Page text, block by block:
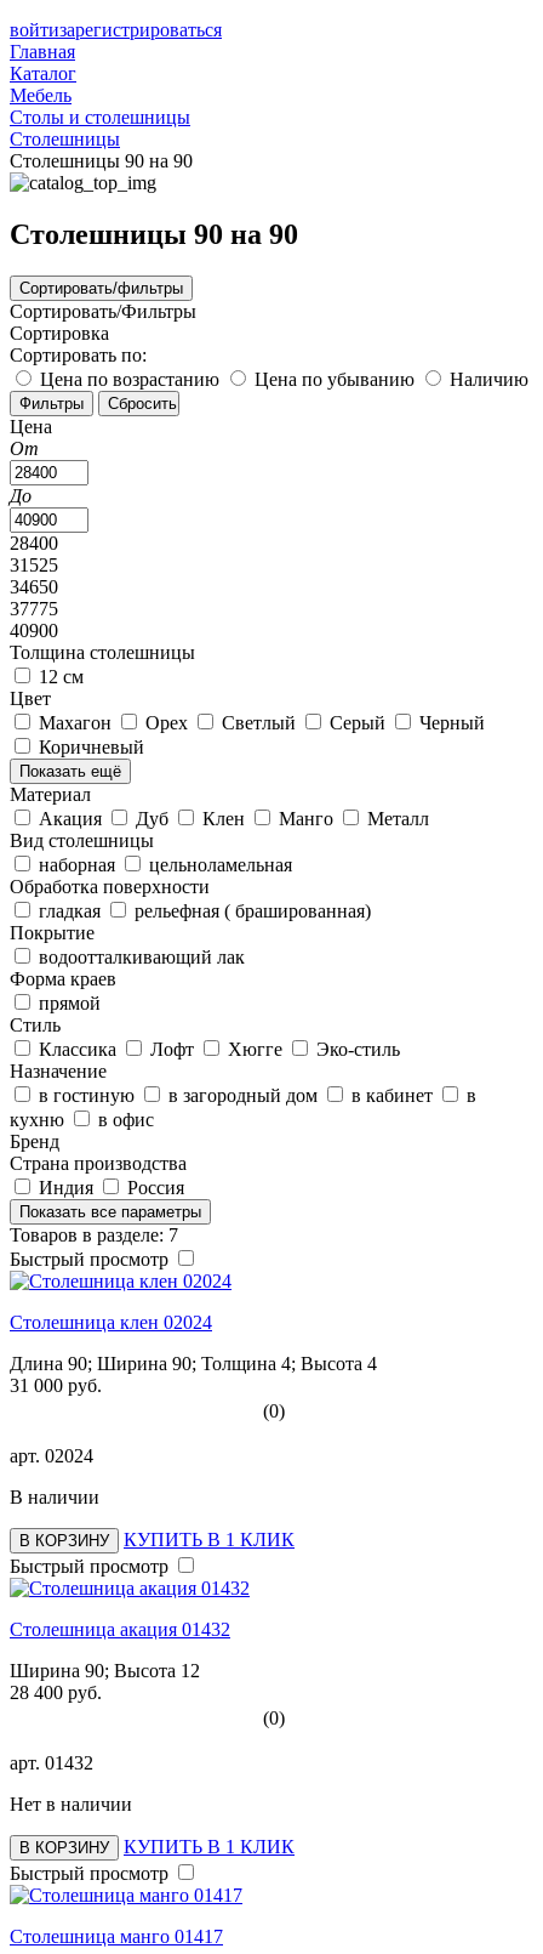
войтизарегистрироваться
Главная
Каталог
Мебель
Столы и столешницы
Столешницы
Столешницы 90 на 90
Столешницы 90 на 90
Сортировать/фильтры
Сортировать/Фильтры
Сортировка
Сортировать по:
Цена по возрастанию
Цена по убыванию Наличию
Цена
От
До
28400
31525
34650
37775
40900
Толщина столешницы
12 см
Цвет
Махагон
Орех Светлый Серый
Черный
Коричневый
Показать ещё
Материал
Акация
Дуб Клен Манго
Металл
Вид столешницы
наборная
цельноламельная
Обработка поверхности
гладкая
рельефная ( брашированная)
Покрытие
водоотталкивающий лак
Форма краев
прямой
Стиль
Классика
Лофт Хюгге
Эко-стиль
Назначение
в гостиную
в загородный дом в кабинет
в
кухню
в офис
Бренд
Страна производства
Индия
Россия
Показать все параметры
Товаров в разделе: 7
Быстрый просмотр
Столешница клен 02024
Длина 90; Ширина 90; Толщина 4; Высота 4
31 000 руб.
(0)
арт. 02024
В наличии
В КОРЗИНУ
КУПИТЬ В 1 КЛИК
Быстрый просмотр
Столешница акация 01432
Ширина 90; Высота 12
28 400 руб.
(0)
арт. 01432
Нет в наличии
В КОРЗИНУ
КУПИТЬ В 1 КЛИК
Быстрый просмотр
Столешница манго 01417